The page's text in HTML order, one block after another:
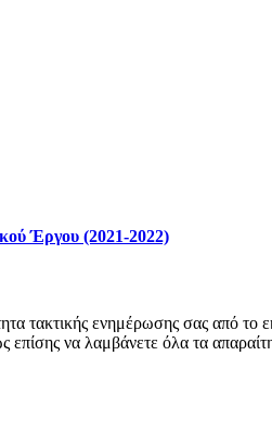
Έργου (2021-2022)
τακτικής ενημέρωσης σας από
να λαμβάνετε όλα τα